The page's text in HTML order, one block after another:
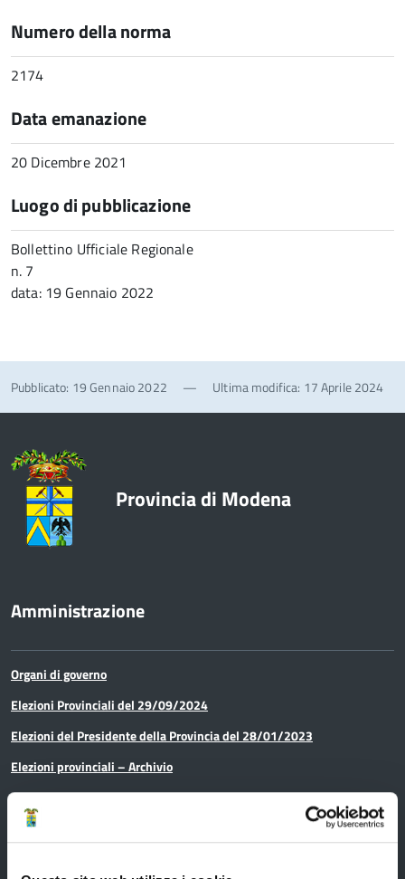
Numero della norma
2174
Data emanazione
20 Dicembre 2021
Luogo di pubblicazione
Bollettino Ufficiale Regionale
n. 7
data: 19 Gennaio 2022
Pubblicato: 19 Gennaio 2022 — Ultima modifica: 17 Aprile 2024
Provincia di Modena
Amministrazione
Organi di governo
Elezioni Provinciali del 29/09/2024
Elezioni del Presidente della Provincia del 28/01/2023
Elezioni provinciali – Archivio
Atti generali
Uffici e orari